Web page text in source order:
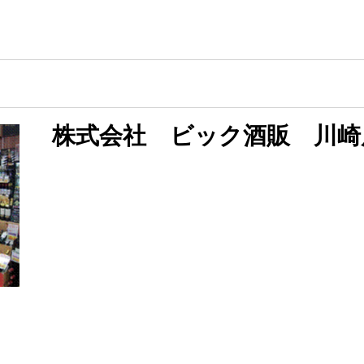
株式会社 ビック酒販 川崎